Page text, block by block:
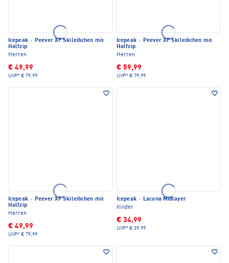
Icepeak · Peever XF Skileibchen mit
Halfzip
Herren
€ 49,99
UVP* € 79,99
Icepeak · Peever XF Skileibchen mit
Halfzip
Herren
€ 59,99
UVP* € 79,99
Icepeak · Peever XF Skileibchen mit
Halfzip
Herren
€ 49,99
UVP* € 79,99
Icepeak · Lacona Midlayer
Kinder
€ 34,99
UVP* € 39,99